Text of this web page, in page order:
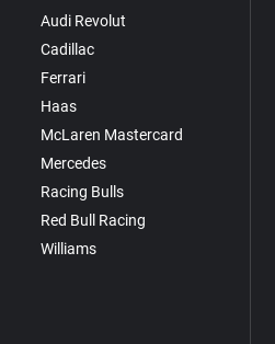
Audi Revolut
Cadillac
Ferrari
Haas
McLaren Mastercard
Mercedes
Racing Bulls
Red Bull Racing
Williams